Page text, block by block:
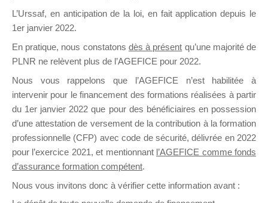
Formation qui souhaitent répondre à l’Appel à
Propositions Mallette du Dirigeant.
Ce groupe propose un forum dédié au support
sur lequel il est possible de laisser un message
ou poser une question.
NB : Il est nécessaire d’être
pouvoir rejoindre ce groupe
L’Urssaf, en anticipation de la loi, en fait application depuis le
1er janvier 2022.
En pratique, nous constatons dès à présent qu’une majorité de
PLNR ne relèvent plus de l’AGEFICE pour 2022.
Nous vous rappelons que l’AGEFICE n’est habilitée à
intervenir pour le financement des formations réalisées à partir
du 1er janvier 2022 que pour des bénéficiaires en possession
d’une attestation de versement de la contribution à la formation
professionnelle (CFP) avec code de sécurité, délivrée en 2022
pour l’exercice 2021, et mentionnant l’AGEFICE comme fonds
d’assurance formation compétent.
Nous vous invitons donc à vérifier cette information avant :